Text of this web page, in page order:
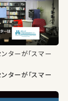
ターが「スマー
ターが「スマー